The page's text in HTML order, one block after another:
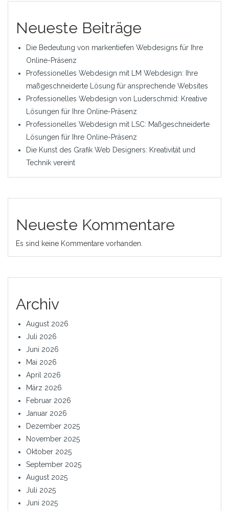
Neueste Beiträge
Die Bedeutung von markentiefen Webdesigns für Ihre
Online-Präsenz
Professionelles Webdesign mit LM Webdesign: Ihre
maßgeschneiderte Lösung für ansprechende Websites
Professionelles Webdesign von Luderschmid: Kreative
Lösungen für Ihre Online-Präsenz
Professionelles Webdesign mit LSC: Maßgeschneiderte
Lösungen für Ihre Online-Präsenz
Die Kunst des Grafik Web Designers: Kreativität und
Technik vereint
Neueste Kommentare
Es sind keine Kommentare vorhanden.
Archiv
August 2026
Juli 2026
Juni 2026
Mai 2026
April 2026
März 2026
Februar 2026
Januar 2026
Dezember 2025
November 2025
Oktober 2025
September 2025
August 2025
Juli 2025
Juni 2025